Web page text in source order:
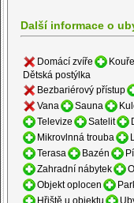
Další informace o
Domácí zvíře
Dětská postýlka
Bezbariérový přístup
Vana
Sauna
Televize
Satelit
Mikrovlnná trouba
Terasa
Bazén
Zahradní nábytek
Objekt oplocen
Hřiště u objektu